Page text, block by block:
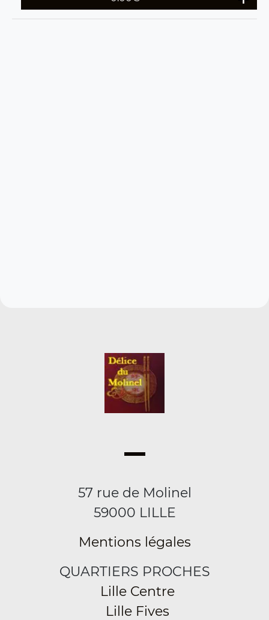
57 rue de Molinel
59000 LILLE
Mentions légales
QUARTIERS PROCHES
Lille Centre
Lille Fives